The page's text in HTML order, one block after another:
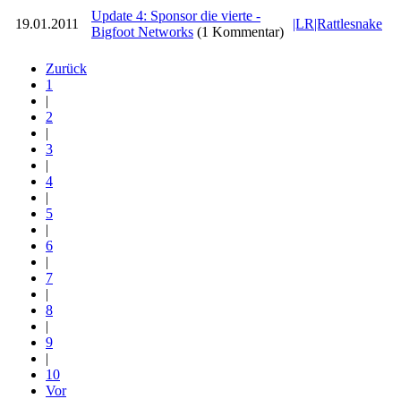
19.01.2011
Update 4: Sponsor die vierte -
Bigfoot Networks (1 Kommentar)
|LR|Rattlesnake
Zurück
1
|
2
|
3
|
4
|
5
|
6
|
7
|
8
|
9
|
10
Vor